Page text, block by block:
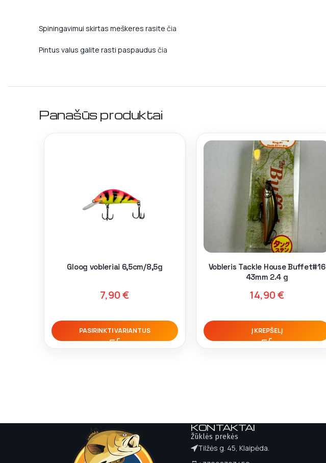
Spiningavimui skirtas meškeres rasite čia
Pintus valus galite rasti paspaudus čia
Panašūs produktai
Gloog vobleriai 6,5cm/8,5g
7,90€
PASIRINKTI VARIANTUS
Vobleris Tackle House Buffet#16
43mm 2.4 g
14,90€
Į KREPŠELĮ
KONTAKTAI
Žūklės prekės
Tilžės g. 45, Klaipėda.